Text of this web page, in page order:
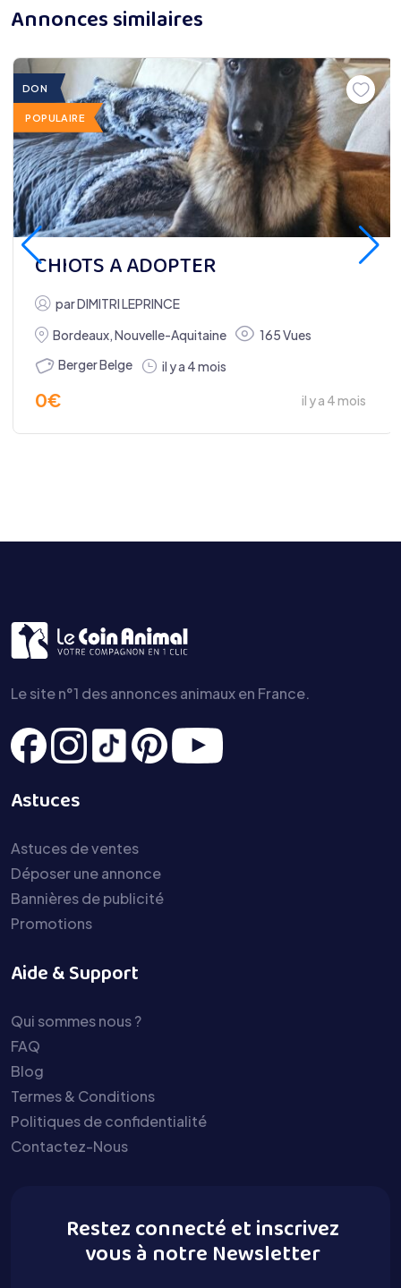
Annonces similaires
DON
POPULAIRE
CHIOTS A ADOPTER
parDIMITRI LEPRINCE
Bordeaux,Nouvelle-Aquitaine
165 Vues
Berger Belge
il y a 4 mois
0€ il y a 4 mois
Le site n°1 des annonces animaux en France.
Astuces
Astuces de ventes
Déposer une annonce
Bannières de publicité
Promotions
Aide & Support
Qui sommes nous ?
FAQ
Blog
Termes & Conditions
Politiques de confidentialité
Contactez-Nous
Restez connecté et inscrivez
vous à notre Newsletter